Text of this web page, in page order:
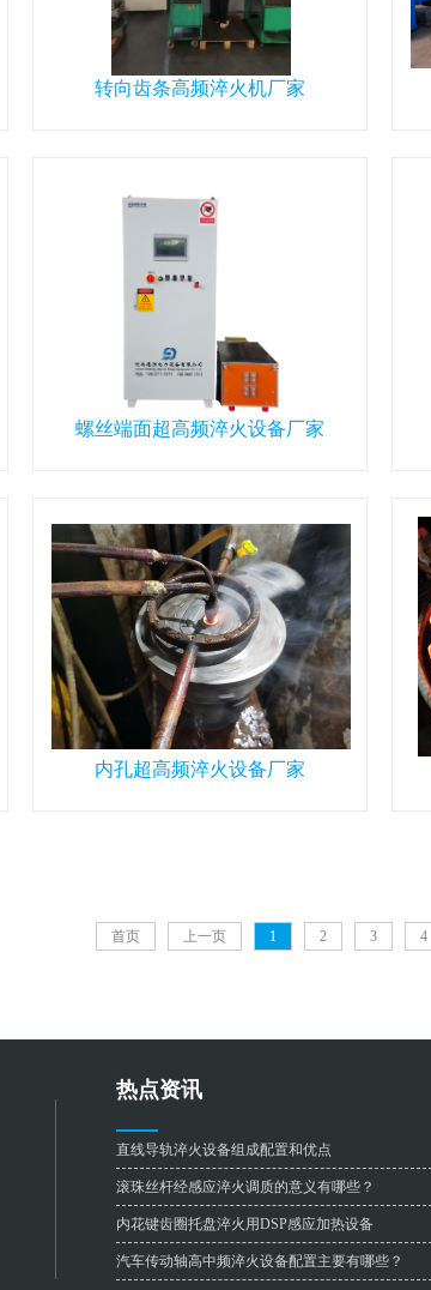
转向齿条高频淬火机厂家
螺丝端面超高频淬火设备厂家
内孔超高频淬火设备厂家
首页 上一页 1 2 3 4
热点资讯
直线导轨淬火设备组成配置和优点
滚珠丝杆经感应淬火调质的意义有哪些？
内花键齿圈托盘淬火用DSP感应加热设备
汽车传动轴高中频淬火设备配置主要有哪些？